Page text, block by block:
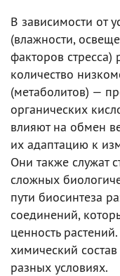
В зависимости от
(влажности,
факторов стресса)
количество
(метаболитов) —
органических
влияют на обмен
их адаптацию к
Они также служат
сложных
пути биосинтеза
соединений,
ценность
химический
разных условиях.